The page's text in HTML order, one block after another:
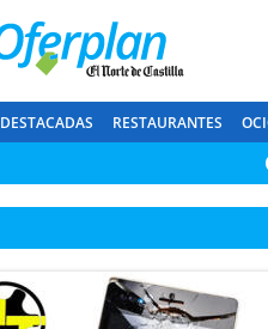
DESTACADAS RESTAURANTES